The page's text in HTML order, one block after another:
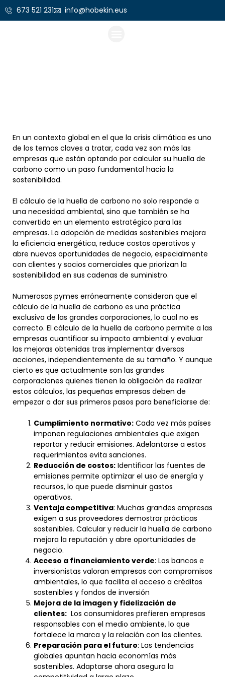
673 521 231 info@hobekin.eus
En un contexto global en el que la crisis climática es uno
de los temas claves a tratar, cada vez son más las
empresas que están optando por calcular su huella de
carbono como un paso fundamental hacia la
sostenibilidad.
El cálculo de la huella de carbono no solo responde a
una necesidad ambiental, sino que también se ha
convertido en un elemento estratégico para las
empresas. La adopción de medidas sostenibles mejora
la eficiencia energética, reduce costos operativos y
abre nuevas oportunidades de negocio, especialmente
con clientes y socios comerciales que priorizan la
sostenibilidad en sus cadenas de suministro.
Numerosas pymes erróneamente consideran que el
cálculo de la huella de carbono es una práctica
exclusiva de las grandes corporaciones, lo cual no es
correcto. El cálculo de la huella de carbono permite a las
empresas cuantificar su impacto ambiental y evaluar
las mejoras obtenidas tras implementar diversas
acciones, independientemente de su tamaño. Y aunque
cierto es que actualmente son las grandes
corporaciones quienes tienen la obligación de realizar
estos cálculos, las pequeñas empresas deben de
empezar a dar sus primeros pasos para beneficiarse de:
Cumplimiento normativo: Cada vez más países
imponen regulaciones ambientales que exigen
reportar y reducir emisiones. Adelantarse a estos
requerimientos evita sanciones.
Reducción de costos: Identificar las fuentes de
emisiones permite optimizar el uso de energía y
recursos, lo que puede disminuir gastos
operativos.
Ventaja competitiva: Muchas grandes empresas
exigen a sus proveedores demostrar prácticas
sostenibles. Calcular y reducir la huella de carbono
mejora la reputación y abre oportunidades de
negocio.
Acceso a financiamiento verde: Los bancos e
inversionistas valoran empresas con compromisos
ambientales, lo que facilita el acceso a créditos
sostenibles y fondos de inversión
Mejora de la imagen y fidelización de
clientes: Los consumidores prefieren empresas
responsables con el medio ambiente, lo que
fortalece la marca y la relación con los clientes.
Preparación para el futuro: Las tendencias
globales apuntan hacia economías más
sostenibles. Adaptarse ahora asegura la